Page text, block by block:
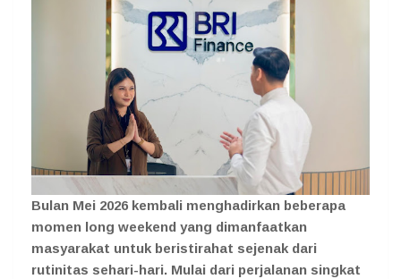
Bulan Mei 2026 kembali menghadirkan beberapa
momen long weekend yang dimanfaatkan
masyarakat untuk beristirahat sejenak dari
rutinitas sehari-hari. Mulai dari perjalanan singkat